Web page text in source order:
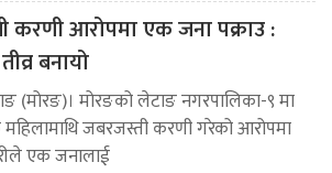
करणी आरोपमा एक जना पक्राउ :
बनायो
(मोरङ)। मोरङको लेटाङ नगरपालिका-९ मा
जबरजस्ती करणी गरेको आरोपमा
एक जनालाई